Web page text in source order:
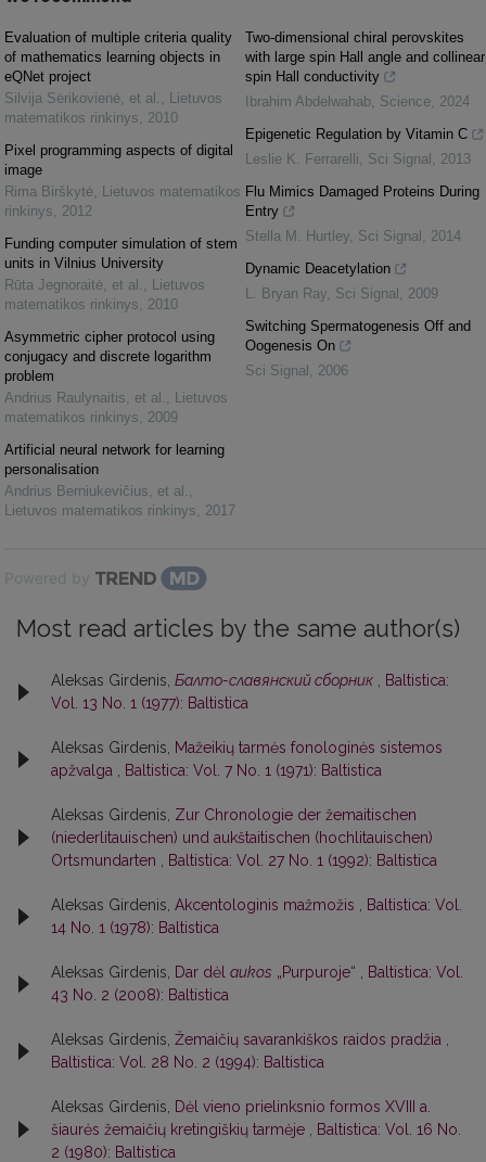
Evaluation of multiple criteria quality
of mathematics learning objects in
eQNet project
Silvija Sėrikovienė, et al.
Lietuvos
matematikos rinkinys
2010
Pixel programming aspects of digital
image
Rima Birškytė Lietuvos matematikos
rinkinys
2012
Funding computer simulation of stem
units in Vilnius University
Rūta Jegnoraitė, et al.
Lietuvos
matematikos rinkinys
2010
Asymmetric cipher protocol using
conjugacy and discrete logarithm
problem
Andrius Raulynaitis, et al.
Lietuvos
matematikos rinkinys
2009
Artificial neural network for learning
personalisation
Andrius Berniukevičius, et al.
Lietuvos matematikos rinkinys
2017
Two-dimensional chiral perovskites
with large spin Hall angle and collinear
spin Hall conductivity
Ibrahim Abdelwahab Science 2024
Epigenetic Regulation by Vitamin C
Leslie K. Ferrarelli
Sci Signal
2013
Flu Mimics Damaged Proteins During
Entry
Stella M. Hurtley Sci Signal
2014
Dynamic Deacetylation
L. Bryan Ray Sci Signal
2009
Switching Spermatogenesis Off and
Oogenesis On
Sci Signal
2006
Powered by
Most read articles by the same author(s)
Aleksas Girdenis, Балто-славянский сборник
Baltistica:
Vol. 13 No. 1 (1977): Baltistica
Aleksas Girdenis,
Mažeikių tarmės fonologinės sistemos
apžvalga
Baltistica: Vol. 7 No. 1 (1971): Baltistica
Aleksas Girdenis, Zur Chronologie der žemaitischen
(niederlitauischen) und aukštaitischen (hochlitauischen)
Ortsmundarten
Baltistica: Vol. 27 No. 1 (1992): Baltistica
Aleksas Girdenis, Akcentologinis mažmožis
Baltistica: Vol.
14 No. 1 (1978): Baltistica
Aleksas Girdenis, Dar dėl aukos „Purpuroje“
Baltistica: Vol.
43 No. 2 (2008): Baltistica
Aleksas Girdenis, Žemaičių savarankiškos raidos pradžia
Baltistica: Vol. 28 No. 2 (1994): Baltistica
Aleksas Girdenis,
Dėl vieno prielinksnio formos XVIII a.
šiaurės žemaičių kretingiškių tarmėje
Baltistica: Vol. 16 No.
2 (1980): Baltistica